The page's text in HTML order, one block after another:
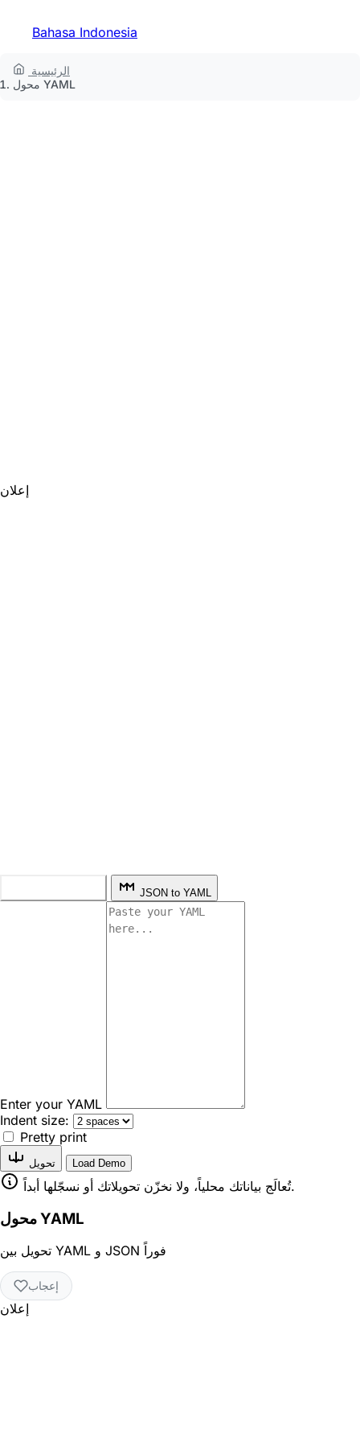
Bahasa Indonesia
الرئيسية
محول YAML
إعلان
JSON to YAML
Enter your YAML
Indent size:
Pretty print
تحويل Load Demo
تُعالَج بياناتك محلياً، ولا نخزّن تحويلاتك أو نسجّلها أبداً.
محول YAML
تحويل بين YAML و JSON فوراً
إعجاب
إعلان